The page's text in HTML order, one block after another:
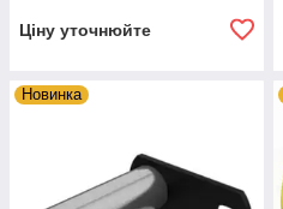
Ціну уточнюйте
Новинка